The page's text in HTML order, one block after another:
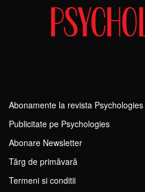
Abonamente la revista Psychologies
Publicitate pe Psychologies
Abonare Newsletter
Tărg de primăvară
Termeni si conditii